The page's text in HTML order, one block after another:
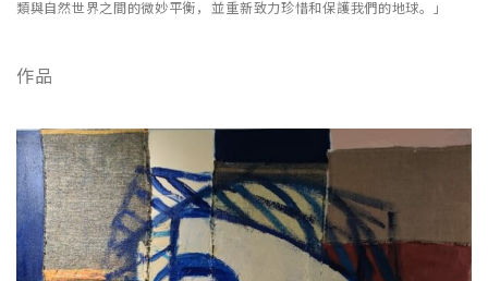
類與自然世界之間的微妙平衡， 並重新致力珍惜和保護我們的地球。」
作品